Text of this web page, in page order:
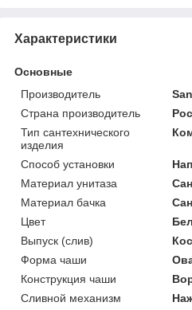
Характеристики
Основные
Производитель
Страна производитель
Тип сантехнического
изделия
Способ установки
Материал унитаза
Материал бачка
Цвет
Выпуск (слив)
Форма чаши
Конструкция чаши
Сливной механизм